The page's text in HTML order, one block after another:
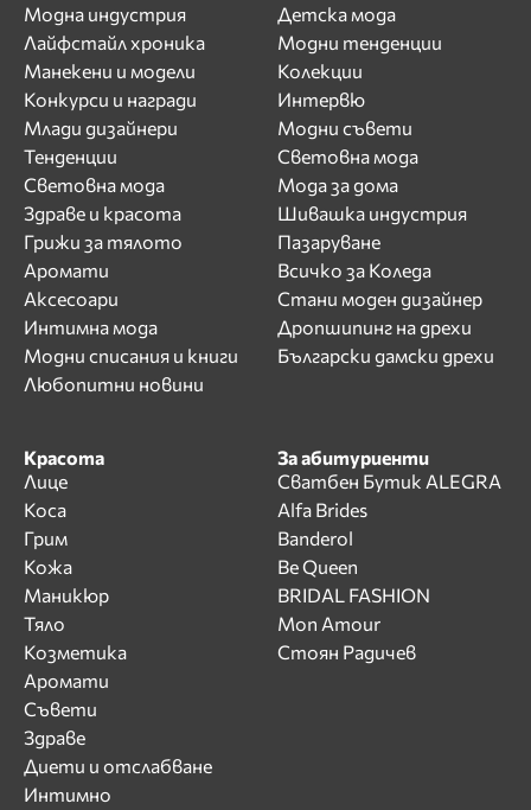
Модна индустрия
Лайфстайл хроника
Манекени и модели
Конкурси и награди
Млади дизайнери
Тенденции
Световна мода
Здраве и красота
Грижи за тялото
Аромати
Аксесоари
Интимна мода
Модни списания и книги
Любопитни новини
Детска мода
Модни тенденции
Колекции
Интервю
Модни съвети
Световна мода
Мода за дома
Шивашка индустрия
Пазаруване
Всичко за Коледа
Стани моден дизайнер
Дропшипинг на дрехи
Български дамски дрехи
Красота
Лице
Коса
Грим
Кожа
Маникюр
Тяло
Козметика
Аромати
Съвети
Здраве
Диети и отслабване
Интимно
За абитуриенти
Сватбен Бутик ALEGRA
Alfa Brides
Banderol
Be Queen
BRIDAL FASHION
Mon Amour
Стоян Радичев